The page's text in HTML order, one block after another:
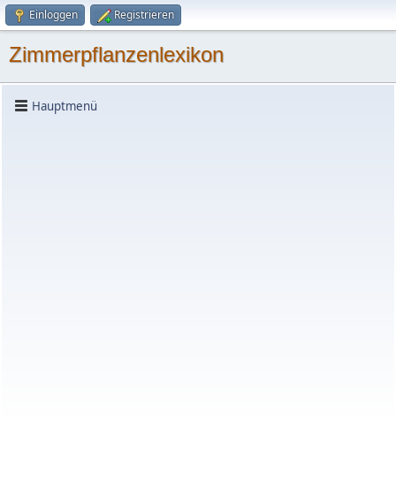
Einloggen Registrieren
Zimmerpflanzenlexikon
Hauptmenü